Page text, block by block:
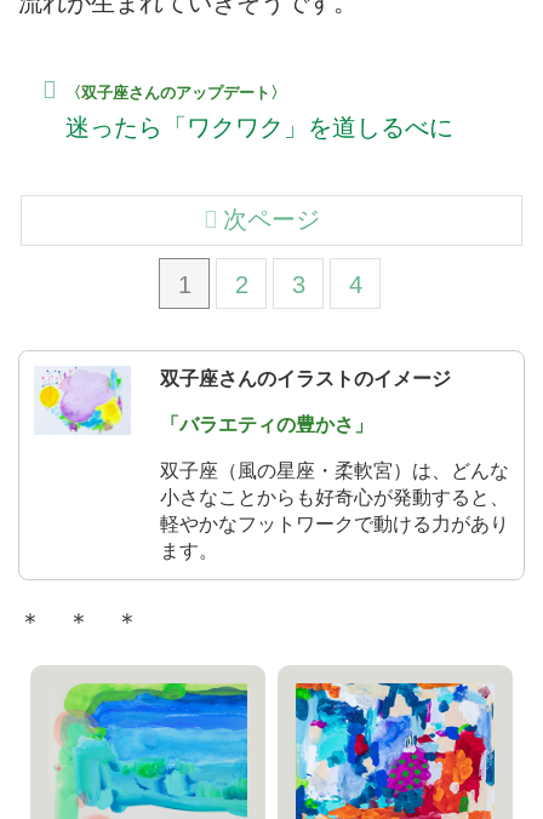
〈双子座さんのアップデート〉
迷ったら「ワクワク」を道しるべに
1 2 3 4
次ページ
双子座さんのイラストのイメージ
「バラエティの豊かさ」
双子座（風の星座・柔軟宮）は、どんな
小さなことからも好奇心が発動すると、
軽やかなフットワークで動ける力があり
ます。
＊ ＊ ＊